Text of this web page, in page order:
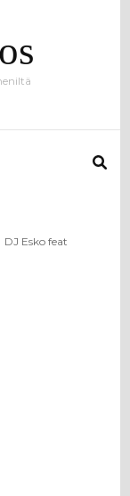
DJ Esko feat